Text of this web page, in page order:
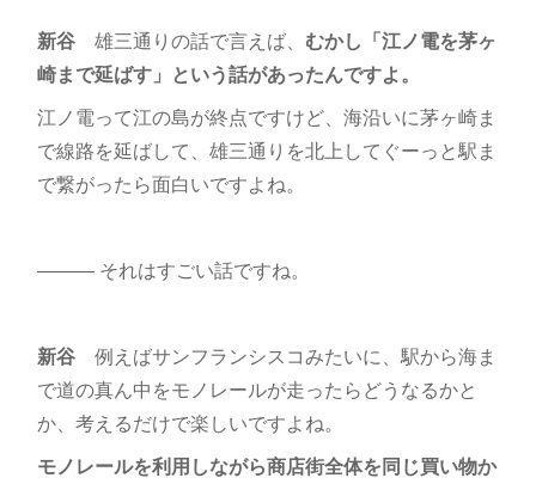
新谷雄三通りの話で言えば、 むかし「江ノ電を茅ヶ
崎まで延ばす」という話があったんですよ。
江ノ電って江の島が終点ですけど、海沿いに茅ヶ崎ま
で線路を延ばして、雄三通りを北上してぐーっと駅ま
で繋がったら面白いですよね。
――― それはすごい話ですね。
新谷例えばサンフランシスコみたいに、駅から海ま
で道の真ん中をモノレールが走ったらどうなるかと
か、考えるだけで楽しいですよね。
モノレールを利用しながら商店街全体を同じ買い物か